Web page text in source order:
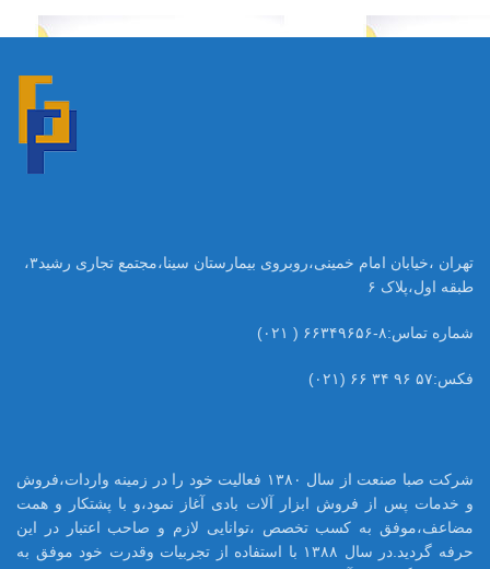
تهران ،خیابان امام خمینی،روبروی بیمارستان سینا،مجتمع تجاری رشید۳،
طبقه اول،پلاک ۶
شماره تماس:۸-۶۶۳۴۹۶۵۶ ( ۰۲۱)
فکس:۵۷ ۹۶ ۳۴ ۶۶ (۰۲۱)
شرکت صبا صنعت از سال ۱۳۸۰ فعالیت خود را در زمینه واردات،فروش
و خدمات پس از فروش ابزار آلات بادی آغاز نمود،و با پشتکار و همت
مضاعف،موفق به کسب تخصص ،توانایی لازم و صاحب اعتبار در این
حرفه گردید.در سال ۱۳۸۸ با استفاده از تجربیات وقدرت خود موفق به